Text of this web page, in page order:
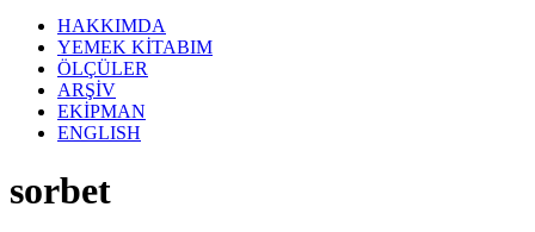
HAKKIMDA
YEMEK KİTABIM
ÖLÇÜLER
ARŞİV
EKİPMAN
ENGLISH
sorbet